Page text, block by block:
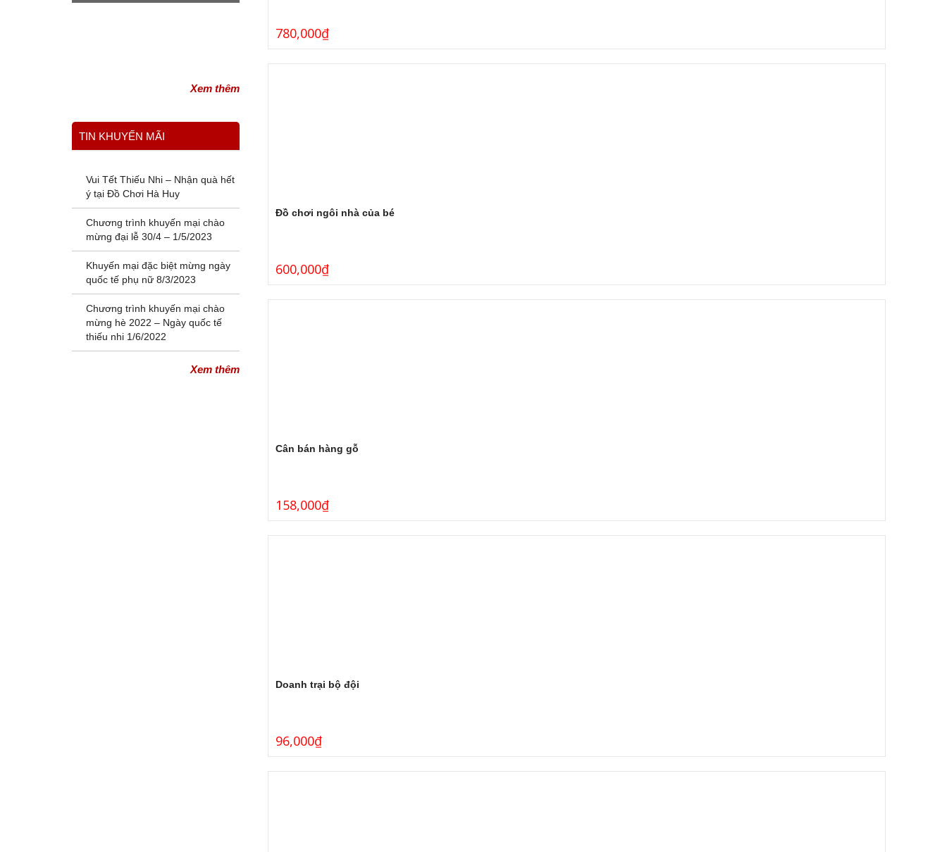
780,000₫
Đồ chơi ngôi nhà của bé
600,000₫
Cân bán hàng gỗ
158,000₫
Doanh trại bộ đội
96,000₫
Xem thêm
TIN KHUYẾN MÃI
Vui Tết Thiếu Nhi – Nhận quà hết
ý tại Đồ Chơi Hà Huy
Chương trình khuyến mại chào
mừng đại lễ 30/4 – 1/5/2023
Khuyến mại đặc biệt mừng ngày
quốc tế phụ nữ 8/3/2023
Chương trình khuyến mại chào
mừng hè 2022 – Ngày quốc tế
thiếu nhi 1/6/2022
Xem thêm